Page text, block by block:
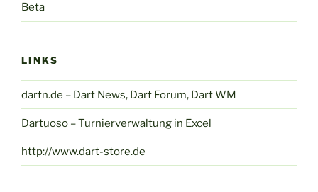
Beta
LINKS
dartn.de – Dart News, Dart Forum, Dart WM
Dartuoso – Turnierverwaltung in Excel
http://www.dart-store.de